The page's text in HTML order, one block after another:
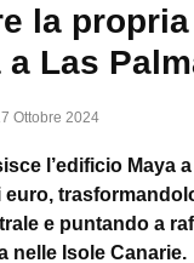
la propria
a Las
Ottobre 2024
l’edificio Maya
euro,
e puntando a
nelle Isole Canarie.